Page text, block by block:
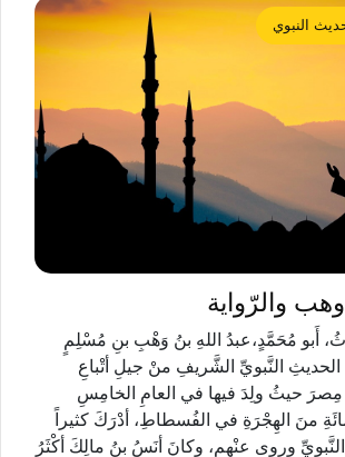
النبوي
والرّواية
أَبو مُحَمَّدٍ،عبدُ اللهِ بنُ وَهْبِ بنِ مُسْلِمٍ
الحديثِ النَّبويِّ الشَّريفِ منْ جيلِ أتْباعِ
مِصرَ حيثُ ولِدَ فيها في العامِ الخامِسِ
منَ الهِجْرَةِ في الفُسطاطِ، أدْرَكَ كثيراً
وروى عنْهم، وكانَ أنَسُ بنُ مالِكَ أكْثَرُ